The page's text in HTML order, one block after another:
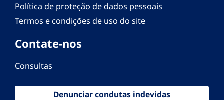
Política de proteção de dados pessoais
Termos e condições de uso do site
Contate-nos
Consultas
Denunciar condutas indevidas